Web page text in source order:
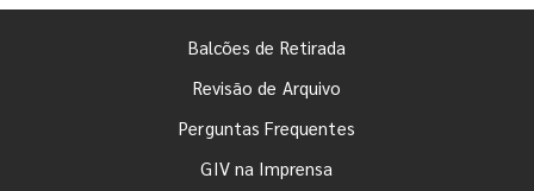
Balcões de Retirada
Revisão de Arquivo
Perguntas Frequentes
GIV na Imprensa